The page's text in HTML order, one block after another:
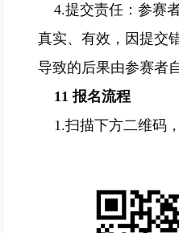
4.提交责任：参赛
真实、有效，因提交
导致的后果由参赛者
11 报名流程
1.扫描下方二维码